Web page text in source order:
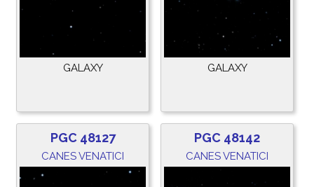
GALAXY GALAXY
PGC 48127
CANES VENATICI
PGC 48142
CANES VENATICI